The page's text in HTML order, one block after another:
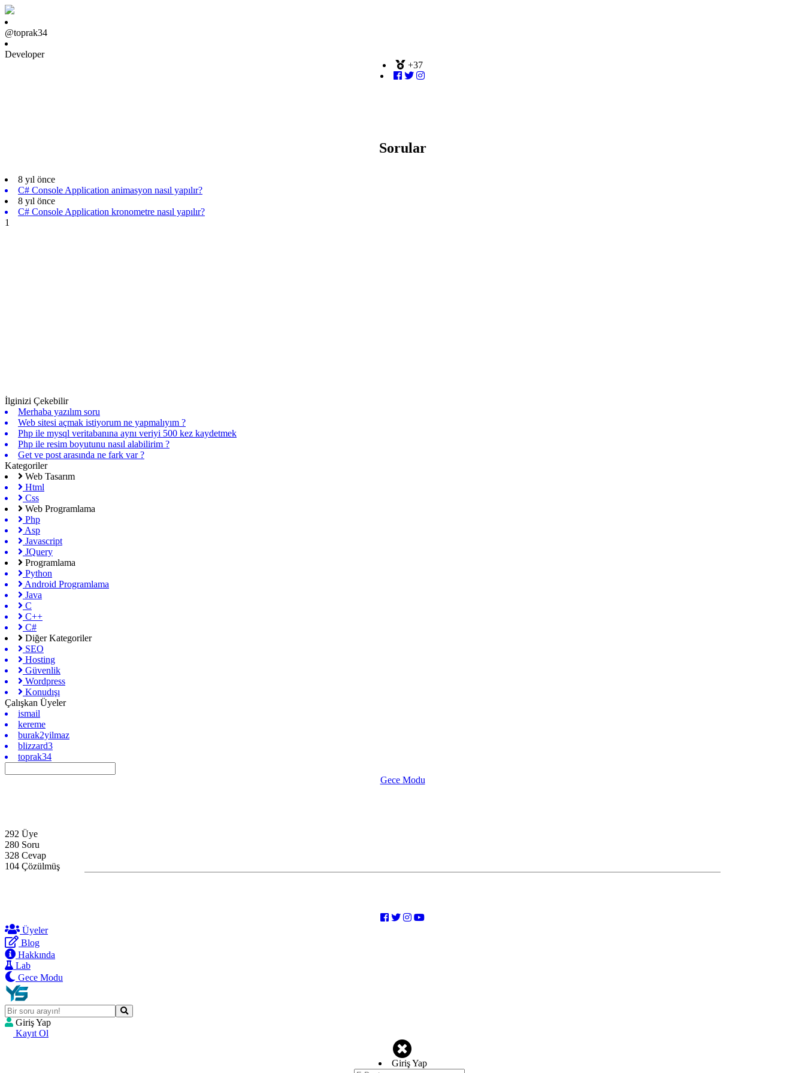
@toprak34
Developer
+37
Sorular
8 yıl önce
C# Console Application animasyon nasıl yapılır?
8 yıl önce
C# Console Application kronometre nasıl yapılır?
1
İlginizi Çekebilir
Merhaba yazılım soru
Web sitesi açmak istiyorum ne yapmalıyım ?
Php ile mysql veritabanına aynı veriyi 500 kez kaydetmek
Php ile resim boyutunu nasıl alabilirim ?
Get ve post arasında ne fark var ?
Kategoriler
Web Tasarım
Html
Css
Web Programlama
Php
Asp
Javascript
JQuery
Programlama
Python
Android Programlama
Java
C
C++
C#
Diğer Kategoriler
SEO
Hosting
Güvenlik
Wordpress
Konudışı
Çalışkan Üyeler
ismail
kereme
burak2yilmaz
blizzard3
toprak34
Gece Modu
292 Üye
280 Soru
328 Cevap
104 Çözülmüş
Üyeler
Blog
Hakkında
Lab
Gece Modu
Giriş Yap
Kayıt Ol
Giriş Yap